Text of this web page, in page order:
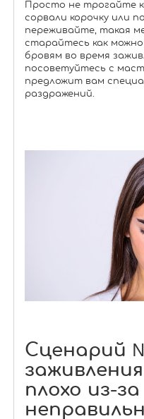
Просто не трогайте
сорвали корочку или
переживайте, такая
старайтесь как
бровям во время
посоветуйтесь с
предложит вам
раздражений.
Сценарий
плохо из-за